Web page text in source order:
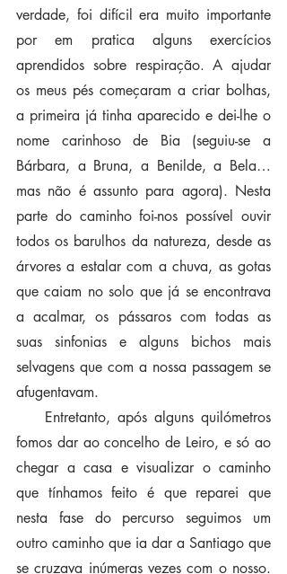
verdade, foi difícil era muito importante
por em pratica alguns exercícios
aprendidos sobre respiração. A ajudar
os meus pés começaram a criar bolhas,
a primeira já tinha aparecido e dei-lhe o
nome carinhoso de Bia (seguiu-se a
Bárbara, a Bruna, a Benilde, a Bela…
mas não é assunto para agora). Nesta
parte do caminho foi-nos possível ouvir
todos os barulhos da natureza, desde as
árvores a estalar com a chuva, as gotas
que caiam no solo que já se encontrava
a acalmar, os pássaros com todas as
suas sinfonias e alguns bichos mais
selvagens que com a nossa passagem se
afugentavam.
fomos dar ao concelho de Leiro, e só ao
chegar a casa e visualizar o caminho
que tínhamos feito é que reparei que
nesta fase do percurso seguimos um
outro caminho que ia dar a Santiago que
se cruzava inúmeras vezes com o nosso.